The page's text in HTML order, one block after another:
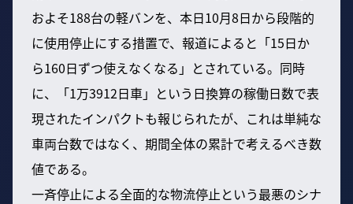
およそ188台の軽バンを、本日10月8日から段階的
に使用停止にする措置で、報道によると「15日か
ら160日ずつ使えなくなる」とされている。同時
に、「1万3912日車」という日換算の稼働日数で表
現されたインパクトも報じられたが、これは単純な
車両台数ではなく、期間全体の累計で考えるべき数
値である。
一斉停止による全面的な物流停止という最悪のシナ